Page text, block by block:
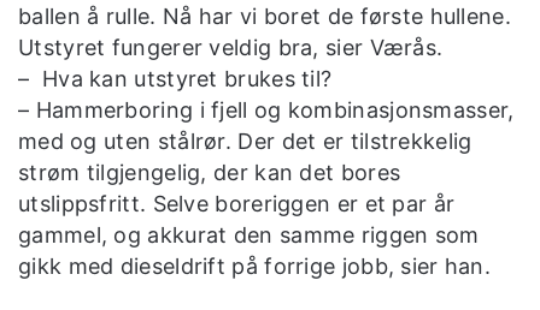
ballen å rulle. Nå har vi boret de første hullene.
Utstyret fungerer veldig bra, sier Værås.
– Hva kan utstyret brukes til?
– Hammerboring i fjell og kombinasjonsmasser,
med og uten stålrør. Der det er tilstrekkelig
strøm tilgjengelig, der kan det bores
utslippsfritt. Selve boreriggen er et par år
gammel, og akkurat den samme riggen som
gikk med dieseldrift på forrige jobb, sier han.